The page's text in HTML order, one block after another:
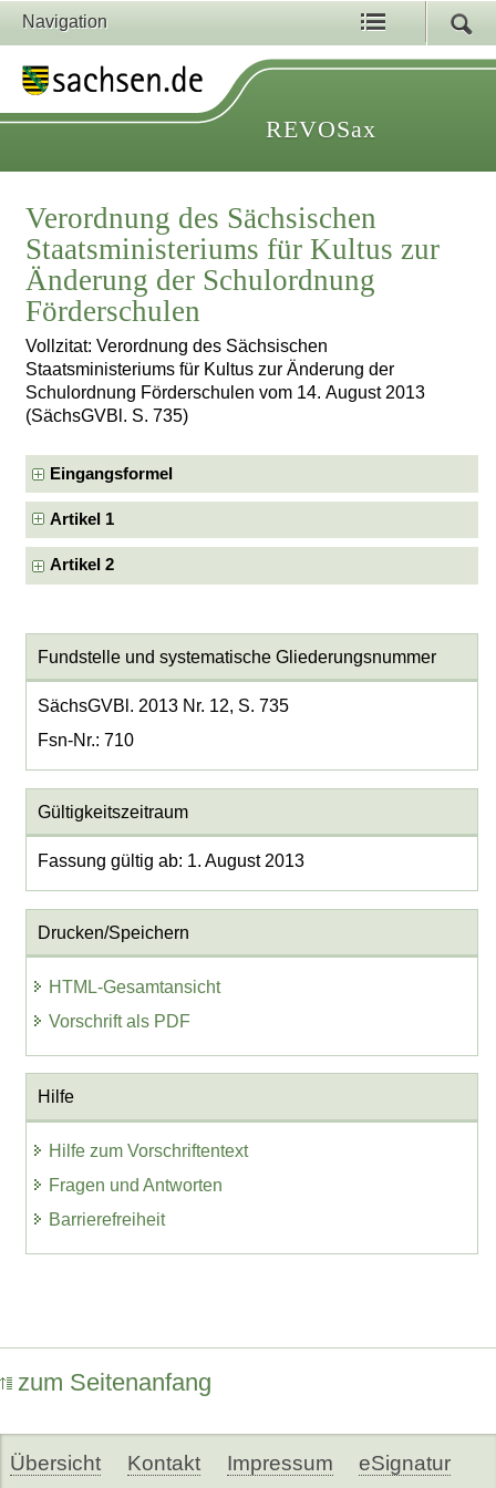
Navigation
REVOSax
Verordnung des Sächsischen
Staatsministeriums für Kultus zur
Änderung der Schulordnung
Förderschulen
Vollzitat: Verordnung des Sächsischen
Staatsministeriums für Kultus zur Änderung der
Schulordnung Förderschulen vom 14. August 2013
(SächsGVBl. S. 735)
Eingangsformel
Artikel 1
Artikel 2
Fundstelle und systematische Gliederungsnummer
SächsGVBl. 2013 Nr. 12, S. 735
Fsn-Nr.: 710
Gültigkeitszeitraum
Fassung gültig ab: 1. August 2013
Drucken/Speichern
HTML-Gesamtansicht
Vorschrift als PDF
Hilfe
Hilfe zum Vorschriftentext
Fragen und Antworten
Barrierefreiheit
zum Seitenanfang
Übersicht Kontakt Impressum eSignatur